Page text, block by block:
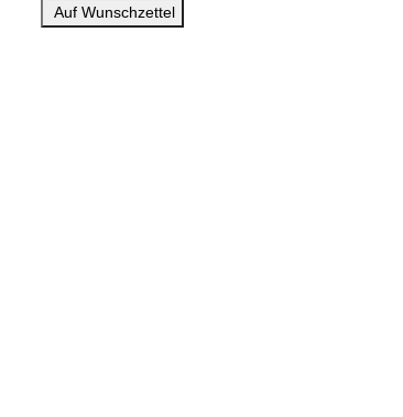
Auf Wunschzettel